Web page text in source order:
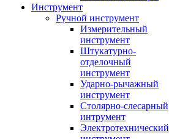
Инструмент
Ручной инструмент
Измерительный
инструмент
Штукатурно-
отделочный
инструмент
Ударно-рычажный
инструмент
Столярно-слесарный
интрумент
Электротехнический